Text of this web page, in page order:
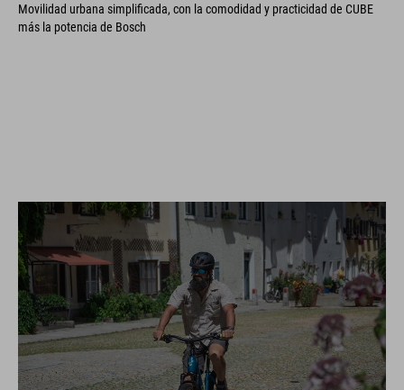
Movilidad urbana simplificada, con la comodidad y practicidad de CUBE
más la potencia de Bosch